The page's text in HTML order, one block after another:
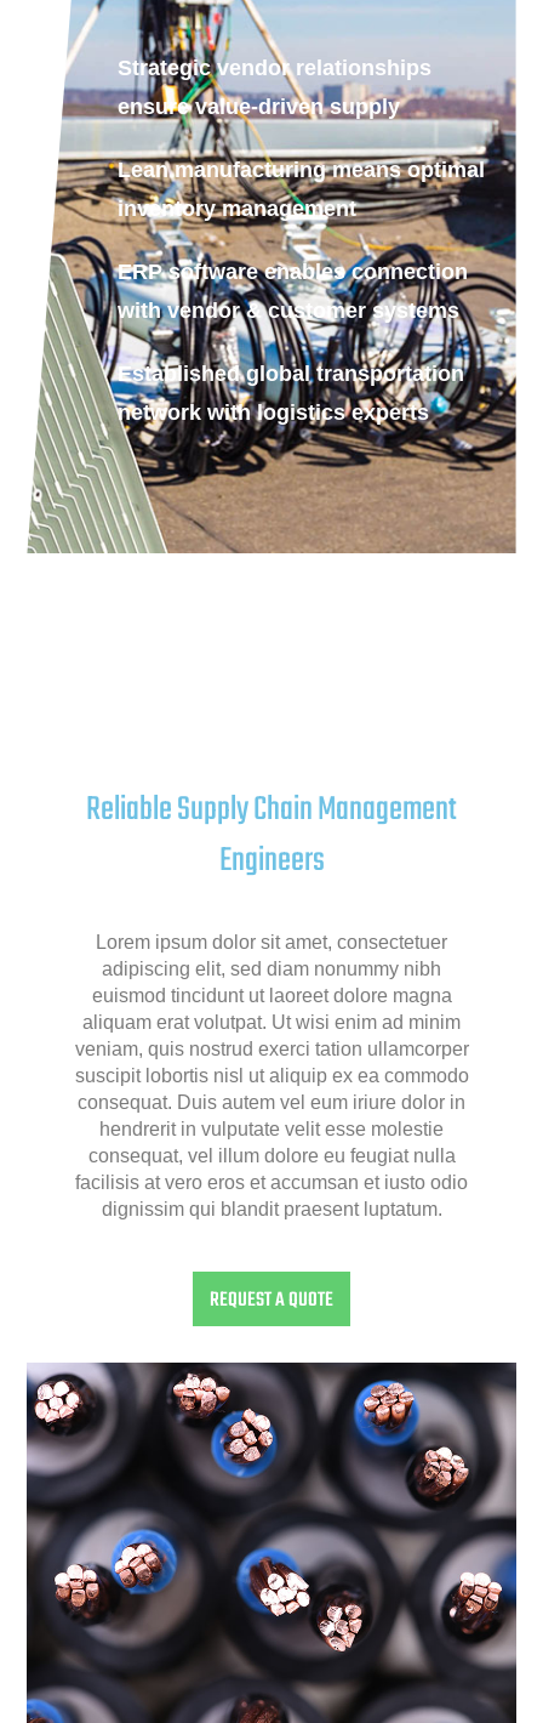
Strategic vendor relationships
ensure value-driven supply
Lean manufacturing means optimal
inventory management
ERP software enables connection
with vendor & customer systems
Established global transportation
network with logistics experts
Reliable Supply Chain Management
Engineers
Lorem ipsum dolor sit amet, consectetuer
adipiscing elit, sed diam nonummy nibh
euismod tincidunt ut laoreet dolore magna
aliquam erat volutpat. Ut wisi enim ad minim
veniam, quis nostrud exerci tation ullamcorper
suscipit lobortis nisl ut aliquip ex ea commodo
consequat. Duis autem vel eum iriure dolor in
hendrerit in vulputate velit esse molestie
consequat, vel illum dolore eu feugiat nulla
facilisis at vero eros et accumsan et iusto odio
dignissim qui blandit praesent luptatum.
REQUEST A QUOTE